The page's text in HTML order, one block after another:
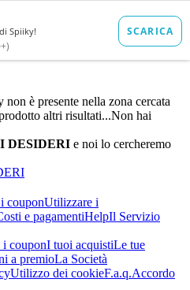
è presente nella zona cercata
altri risultati...Non hai
DESIDERI e noi lo cercheremo
couponUtilizzare i
e pagamentiHelpIl Servizio
i couponI tuoi acquistiLe tue
a premioLa Società
Utilizzo dei cookieF.a.q.Accordo